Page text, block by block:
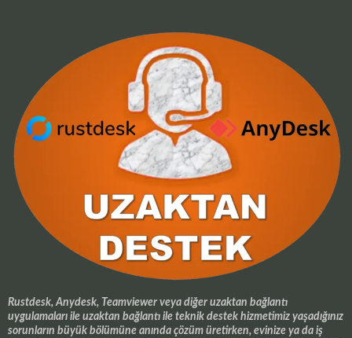
Rustdesk, Anydesk, Teamviewer veya diğer uzaktan bağlantı
uygulamaları ile uzaktan bağlantı ile teknik destek hizmetimiz yaşadığınız
sorunların büyük bölümüne anında çözüm üretirken, evinize ya da iş